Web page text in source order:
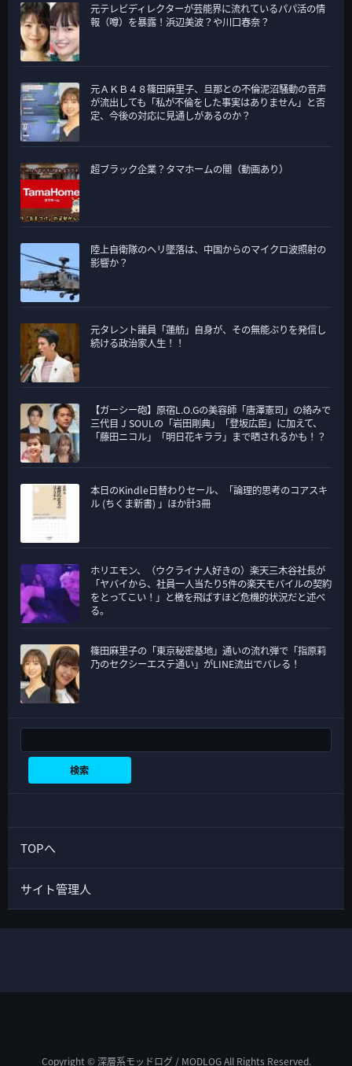
元テレビディレクターが芸能界に流れているパパ活の情
報（噂）を暴露！浜辺美波？や川口春奈？
元ＡＫＢ４８篠田麻里子、旦那との不倫泥沼騒動の音声
が流出しても「私が不倫をした事実はありません」と否
定、今後の対応に見通しがあるのか？
超ブラック企業？タマホームの闇（動画あり）
陸上自衛隊のヘリ墜落は、中国からのマイクロ波照射の
影響か？
元タレント議員「蓮舫」自身が、その無能ぶりを発信し
続ける政治家人生！！
【ガーシー砲】原宿L.O.Gの美容師「唐澤憲司」の絡みで
三代目 J SOULの「岩田剛典」「登坂広臣」に加えて、
「藤田ニコル」「明日花キララ」まで晒されるかも！？
本日のKindle日替わりセール、「論理的思考のコアスキ
ル (ちくま新書) 」ほか計3冊
ホリエモン、（ウクライナ人好きの）楽天三木谷社長が
「ヤバイから、社員一人当たり5件の楽天モバイルの契約
をとってこい！」と檄を飛ばすほど危機的状況だと述べ
る。
篠田麻里子の「東京秘密基地」通いの流れ弾で「指原莉
乃のセクシーエステ通い」がLINE流出でバレる！
検索
TOPへ
サイト管理人
Copyright © 深層系モッドログ / MODLOG All Rights Reserved.